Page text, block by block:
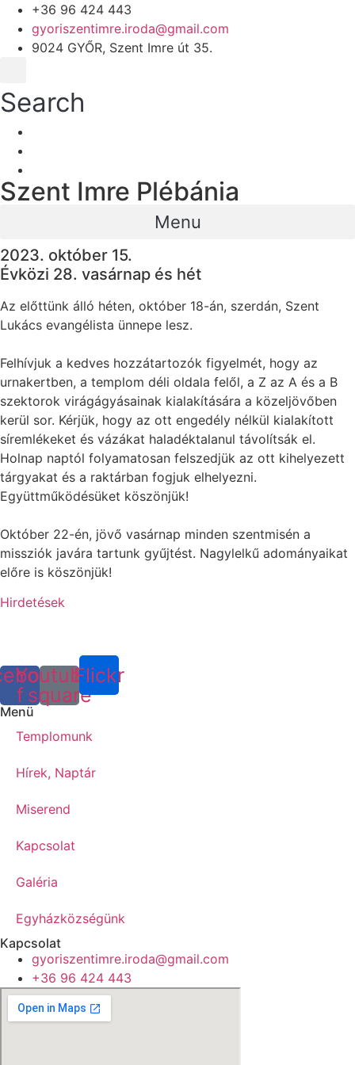
+36 96 424 443
gyoriszentimre.iroda@gmail.com
9024 GYŐR, Szent Imre út 35.
Search
Szent Imre Plébánia
Menu
2023. október 15.
Évközi 28. vasárnap és hét
Az előttünk álló héten, október 18-án, szerdán, Szent
Lukács evangélista ünnepe lesz.
Felhívjuk a kedves hozzátartozók figyelmét, hogy az
urnakertben, a templom déli oldala felől, a Z az A és a B
szektorok virágágyásainak kialakítására a közeljövőben
kerül sor. Kérjük, hogy az ott engedély nélkül kialakított
síremlékeket és vázákat haladéktalanul távolítsák el.
Holnap naptól folyamatosan felszedjük az ott kihelyezett
tárgyakat és a raktárban fogjuk elhelyezni.
Együttműködésüket köszönjük!
Október 22-én, jövő vasárnap minden szentmisén a
missziók javára tartunk gyűjtést. Nagylelkű adományaikat
előre is köszönjük!
Hirdetések
f
Youtube-
square
Flickr
Menü
Templomunk
Hírek, Naptár
Miserend
Kapcsolat
Galéria
Egyházközségünk
Kapcsolat
gyoriszentimre.iroda@gmail.com
+36 96 424 443